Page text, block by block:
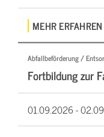
MEHR ERFAHREN
Abfallbeförderung /
Fortbildung zur
01.09.2026 -